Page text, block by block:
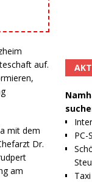
auf.
mit dem
Dr.
am
PC-